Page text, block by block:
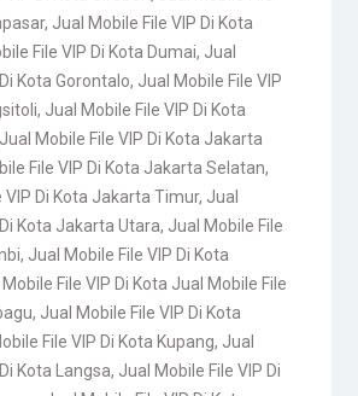
, Jual Mobile File VIP Di Kota
File VIP Di Kota Dumai, Jual
Kota Gorontalo, Jual Mobile File VIP
, Jual Mobile File VIP Di Kota
Jual Mobile File VIP Di Kota Jakarta
File VIP Di Kota Jakarta Selatan,
VIP Di Kota Jakarta Timur, Jual
Kota Jakarta Utara, Jual Mobile File
, Jual Mobile File VIP Di Kota
File VIP Di Kota Jual Mobile File
, Jual Mobile File VIP Di Kota
File VIP Di Kota Kupang, Jual
Kota Langsa, Jual Mobile File VIP Di